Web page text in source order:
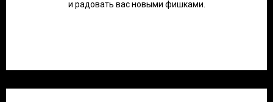
и радовать вас новыми фишками.